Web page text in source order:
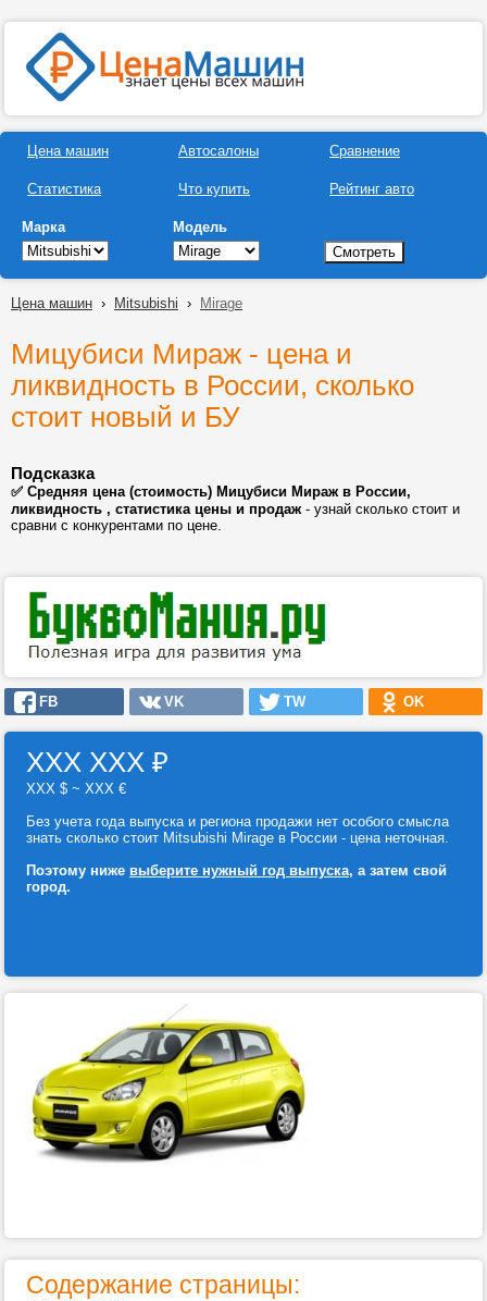
Цена машин
Статистика
Автосалоны
Что купить
Сравнение
Рейтинг авто
Марка Модель
Цена машин › Mitsubishi › Mirage
Мицубиси Мираж - цена и
ликвидность в России, сколько
стоит новый и БУ
Подсказка
✅ Средняя цена (стоимость) Мицубиси Мираж в России,
ликвидность , статистика цены и продаж- узнай сколько стоит и
сравни с конкурентами по цене.
FB VK TW OK
ХХХ ХХХ ₽
ХХХ $ ~ ХХХ €
Без учета года выпуска и региона продажи нет особого смысла
знать сколько стоит Mitsubishi Mirage в России - цена неточная.
Поэтому ниже выберите нужный год выпуска, а затем свой
город.
Содержание страницы: